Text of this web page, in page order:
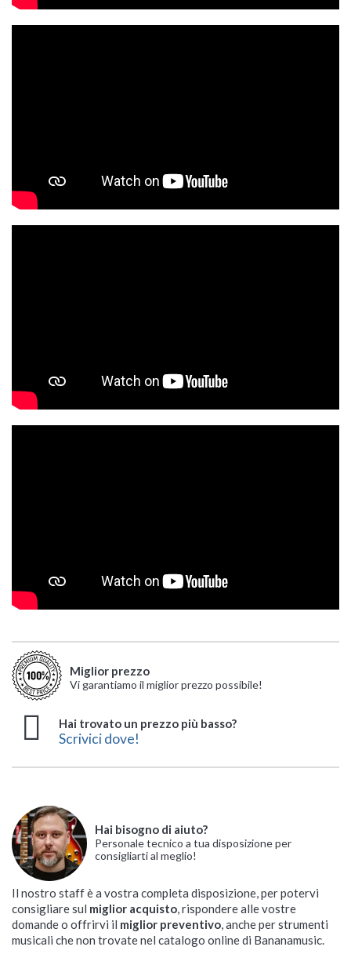
Miglior prezzo
Vi garantiamo il miglior prezzo possibile!
Hai trovato un prezzo più basso?
Scrivici dove!
Hai bisogno di aiuto?
Personale tecnico a tua disposizione per
consigliarti al meglio!
Il nostro staff è a vostra completa disposizione, per potervi
consigliare sul miglior acquisto, rispondere alle vostre
domande o offrirvi il miglior preventivo, anche per strumenti
musicali che non trovate nel catalogo online di Bananamusic.